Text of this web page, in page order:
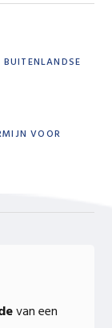
VOOR
van een